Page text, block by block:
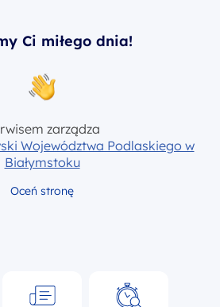
Ci miłego dnia!
zarządza
Województwa Podlaskiego w
Białymstoku
Oceń stronę